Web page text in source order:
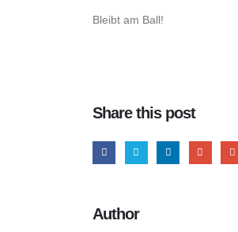
Bleibt am Ball!
Share this post
Author